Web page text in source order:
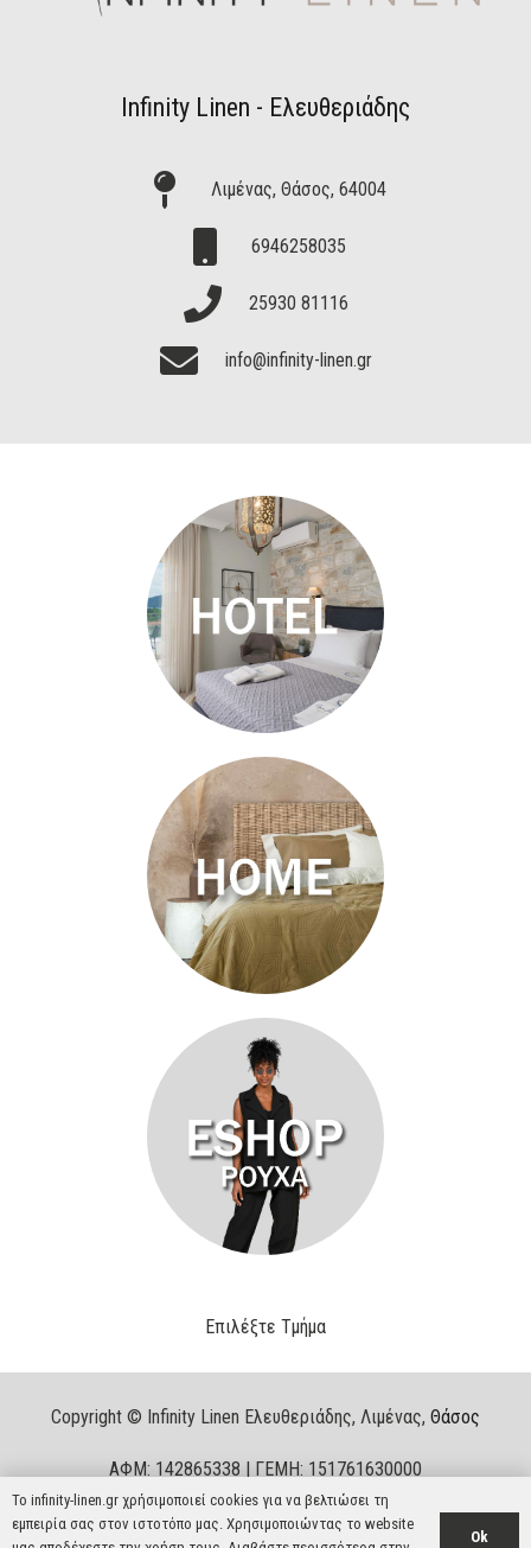
Infinity Linen - Ελευθεριάδης
Λιμένας, Θάσος, 64004
6946258035
25930 81116
info@infinity-linen.gr
Επιλέξτε Τμήμα
Copyright © Infinity Linen Ελευθεριάδης, Λιμένας, Θάσος
ΑΦΜ: 142865338 | ΓΕΜΗ: 151761630000
Website byDnt Solutions
Το infinity-linen.gr χρήσιμοποιεί cookies για να βελτιώσει τη
εμπειρία σας στον ιστοτόπο μας. Χρησιμοποιώντας το website
Ok